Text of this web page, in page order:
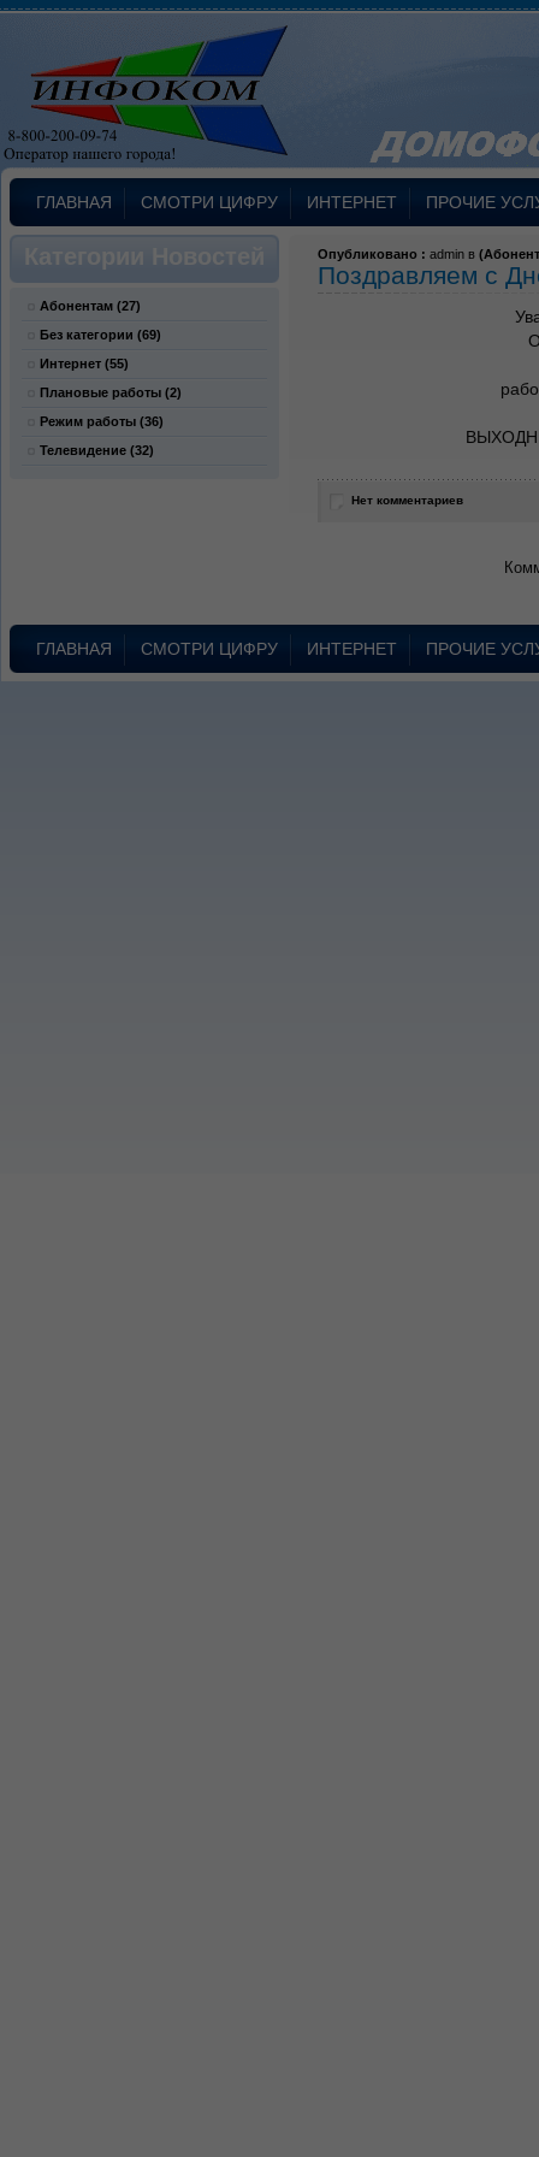
ГЛАВНАЯ СМОТРИ ЦИФРУ ИНТЕРНЕТ ПРОЧИЕ
Категории Новостей
Абонентам (27)
Без категории (69)
Интернет (55)
Плановые работы (2)
Режим работы (36)
Телевидение (32)
Опубликовано : admin в (
Поздравляем с
Нет комментариев
ГЛАВНАЯ СМОТРИ ЦИФРУ ИНТЕРНЕТ ПРОЧИЕ